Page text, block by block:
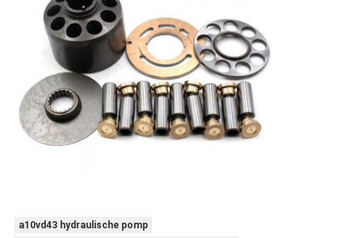
a10vd43 hydraulische pomp